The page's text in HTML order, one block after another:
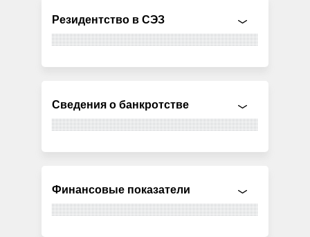
Резидентство в СЭЗ
Сведения о банкротстве
Финансовые показатели